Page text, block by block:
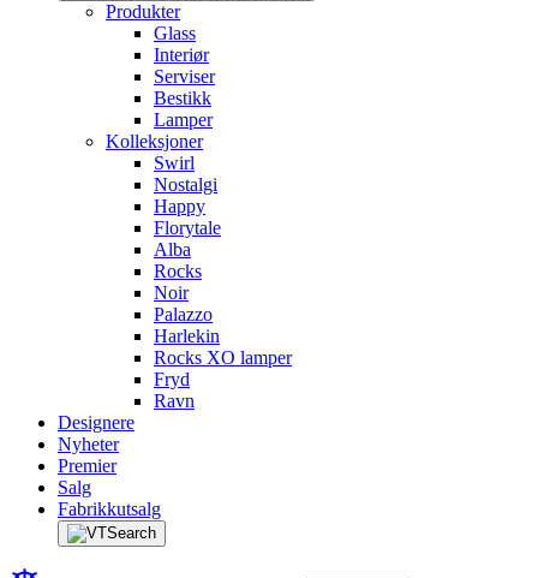
Produkter
Glass
Interiør
Serviser
Bestikk
Lamper
Kolleksjoner
Swirl
Nostalgi
Happy
Florytale
Alba
Rocks
Noir
Palazzo
Harlekin
Rocks XO lamper
Fryd
Ravn
Designere
Nyheter
Premier
Salg
Fabrikkutsalg